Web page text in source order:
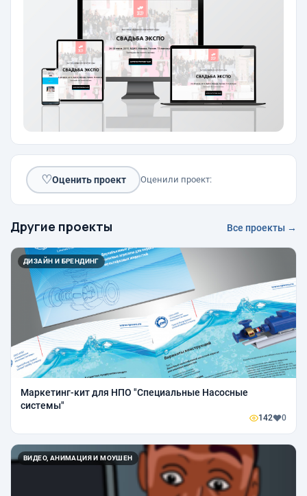
♡Оценить проект Оценили проект:
Другие проекты Все проекты →
ДИЗАЙН И БРЕНДИНГ
Маркетинг-кит для НПО "Специальные Насосные
системы"
142 0
ВИДЕО, АНИМАЦИЯ И МОУШЕН